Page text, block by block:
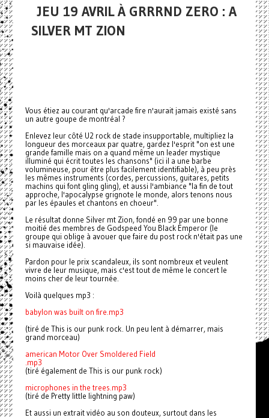
JEU 19 AVRIL À GRRRND ZERO : A
SILVER MT ZION
Vous étiez au courant qu'arcade fire n'aurait jamais existé sans
un autre goupe de montréal ?
Enlevez leur côté U2 rock de stade insupportable, multipliez la
longueur des morceaux par quatre, gardez l'esprit "on est une
grande famille mais on a quand même un leader mystique
illuminé qui écrit toutes les chansons" (ici il a une barbe
volumineuse, pour être plus facilement identifiable), à peu près
les mêmes instruments (cordes, percussions, guitares, petits
machins qui font gling gling), et aussi l'ambiance "la fin de tout
approche, l'apocalypse grignote le monde, alors tenons nous
par les épaules et chantons en choeur".
Le résultat donne Silver mt Zion, fondé en 99 par une bonne
moitié des membres de Godspeed You Black Emperor (le
groupe qui oblige à avouer que faire du post rock n'était pas une
si mauvaise idée).
Pardon pour le prix scandaleux, ils sont nombreux et veulent
vivre de leur musique, mais c'est tout de même le concert le
moins cher de leur tournée.
Voilà quelques mp3 :
babylon was built on fire.mp3
(tiré de This is our punk rock. Un peu lent à démarrer, mais
grand morceau)
american Motor Over Smoldered Field
.mp3
(tiré également de This is our punk rock)
microphones in the trees.mp3
(tiré de Pretty little lightning paw)
Et aussi un extrait vidéo au son douteux, surtout dans les